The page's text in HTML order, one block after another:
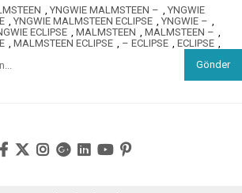
, YNGWIE MALMSTEEN – , YNGWIE
, YNGWIE MALMSTEEN ECLIPSE , YNGWIE – ,
ECLIPSE , MALMSTEEN , MALMSTEEN – ,
, MALMSTEEN ECLIPSE , – ECLIPSE , ECLIPSE ,
Gönder